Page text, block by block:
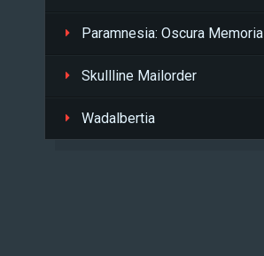
Paramnesia: Oscura Memoria
Skullline Mailorder
Wadalbertia